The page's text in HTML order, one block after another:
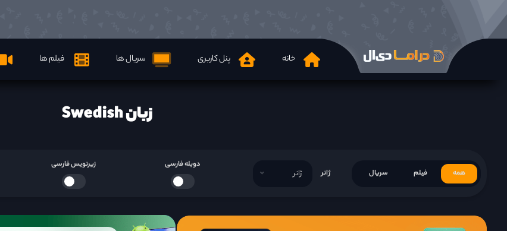
خانه پنل کاربری سریال ها فیلم ها
زبان Swedish
همه فیلم سریال ژانر ژانر
دوبله فارسی زیرنویس فارسی